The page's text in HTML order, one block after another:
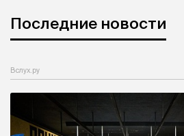
Последние новости
Вслух.ру